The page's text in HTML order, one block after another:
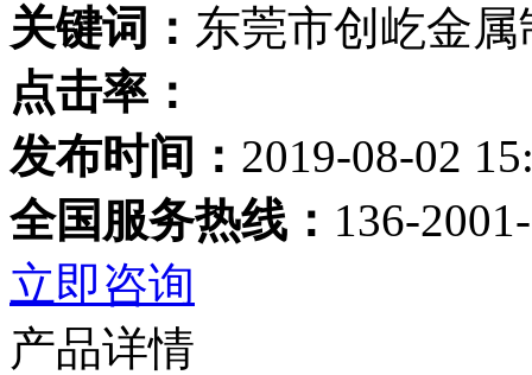
关键词： 东莞市创屹金
点击率：
发布时间： 2019-08-02
全国服务热线： 136-
立即咨询
产品详情